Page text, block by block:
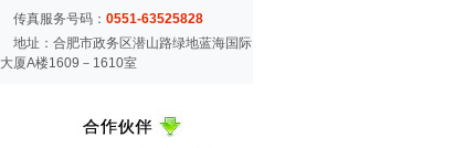
传真服务号码： 0551-63525828
地址：合肥市政务区潜山路绿地蓝海国际
大厦A楼1609－1610室